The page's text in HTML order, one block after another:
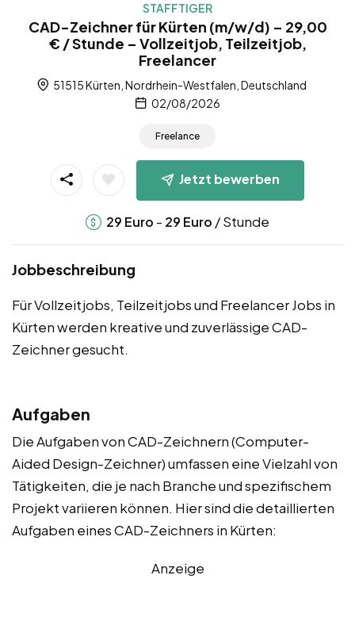
STAFFTIGER
CAD-Zeichner für Kürten (m/w/d) – 29,00
€ / Stunde – Vollzeitjob, Teilzeitjob,
Freelancer
51515 Kürten, Nordrhein-Westfalen, Deutschland
02/08/2026
Freelance
Jetzt bewerben
29 Euro - 29 Euro / Stunde
Jobbeschreibung
Für Vollzeitjobs, Teilzeitjobs und Freelancer Jobs in
Kürten werden kreative und zuverlässige CAD-
Zeichner gesucht.
Aufgaben
Die Aufgaben von CAD-Zeichnern (Computer-
Aided Design-Zeichner) umfassen eine Vielzahl von
Tätigkeiten, die je nach Branche und spezifischem
Projekt variieren können. Hier sind die detaillierten
Aufgaben eines CAD-Zeichners in Kürten:
Anzeige